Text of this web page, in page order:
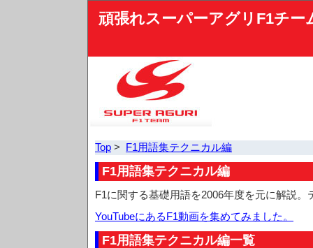
頑張れスーパーアグリF1チー
Top > F1用語集テクニカル編
F1用語集テクニカル編
F1に関する基礎用語を2006年度を元に解説。
YouTubeにあるF1動画を集めてみました。
F1用語集テクニカル編一覧